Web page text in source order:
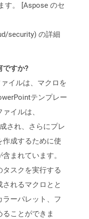
す。 [Aspose のセ
security) の詳細
ですか?
イルは、マクロを
テンプレー
イルは、
され、さらにプレ
作成するために使
まれています。
タスクを実行する
れるマクロとと
ラーパレット、フ
ことができま